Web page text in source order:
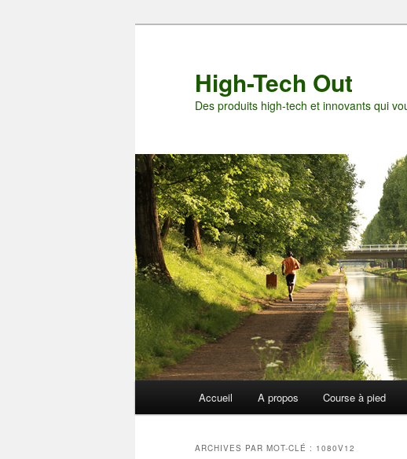
High-Tech Out
Des produits high-tech et innovants qui
Accueil A propos Course à pied
ARCHIVES PAR MOT-CLÉ : 1080V12